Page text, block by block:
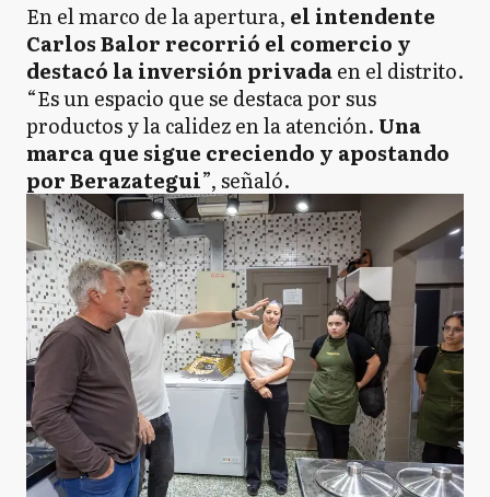
En el marco de la apertura, el intendente
Carlos Balor recorrió el comercio y
destacó la inversión privadaen el distrito.
“Es un espacio que se destaca por sus
productos y la calidez en la atención. Una
marca que sigue creciendo y apostando
por Berazategui”, señaló.